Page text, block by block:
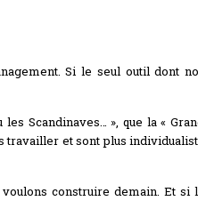
Si le seul outil dont
Scandinaves… », que la «
travailler et sont plus
construire demain. Et si